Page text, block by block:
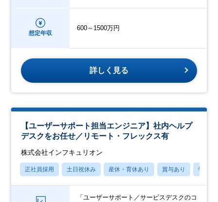
想定年収
600～1500万円
詳しく見る
【ユーザーサポート担当エンジニア】社内ヘルプ
デスクをお任せ／リモート・フレックス有
株式会社インフキュリオン
正社員採用 土日祝休み 産休・育休あり 賞与あり 学歴不
「ユーザーサポート／サービスデスクのコ